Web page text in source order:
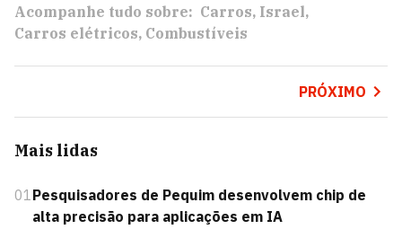
Acompanhe tudo sobre: Carros Israel
Carros elétricos Combustíveis
PRÓXIMO
Mais lidas
01Pesquisadores de Pequim desenvolvem chip de
alta precisão para aplicações em IA